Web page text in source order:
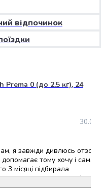
відпочинок
Prema 0 (до 2.5 кг), 24
я завжди дивлюсь отзови
тому хочу і сама
3 місяці підбирала
увагу саме на ці